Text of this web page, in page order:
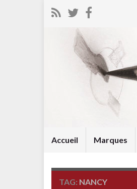
Accueil Marques
TAG: NANCY